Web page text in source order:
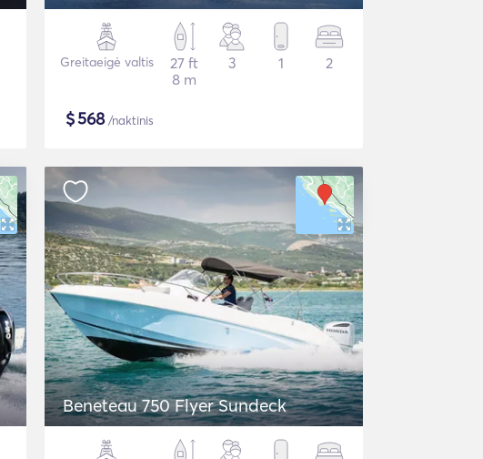
Greitaeigė valtis
27 ft
8 m
3 1 2
$568/naktinis
Beneteau 750 Flyer Sundeck